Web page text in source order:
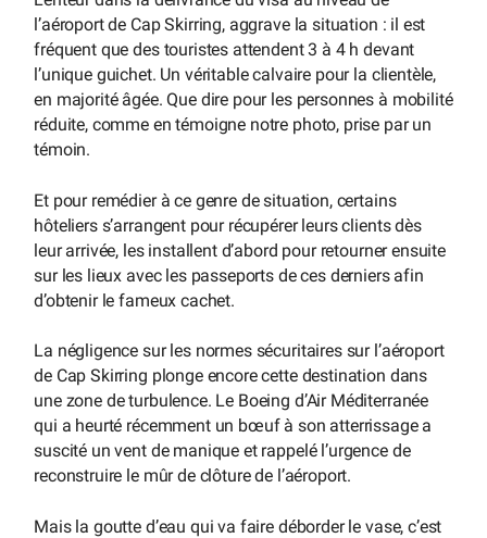
l’aéroport de Cap Skirring, aggrave la situation : il est
fréquent que des touristes attendent 3 à 4 h devant
l’unique guichet. Un véritable calvaire pour la clientèle,
en majorité âgée. Que dire pour les personnes à mobilité
réduite, comme en témoigne notre photo, prise par un
témoin.
Et pour remédier à ce genre de situation, certains
hôteliers s’arrangent pour récupérer leurs clients dès
leur arrivée, les installent d’abord pour retourner ensuite
sur les lieux avec les passeports de ces derniers afin
d’obtenir le fameux cachet.
La négligence sur les normes sécuritaires sur l’aéroport
de Cap Skirring plonge encore cette destination dans
une zone de turbulence. Le Boeing d’Air Méditerranée
qui a heurté récemment un bœuf à son atterrissage a
suscité un vent de manique et rappelé l’urgence de
reconstruire le mûr de clôture de l’aéroport.
Mais la goutte d’eau qui va faire déborder le vase, c’est